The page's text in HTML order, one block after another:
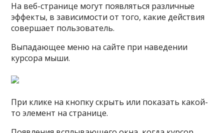
На веб-странице могут появляться различные
эффекты, в зависимости от того, какие действия
совершает пользователь.
Выпадающее меню на сайте при наведении
курсора мыши.
При клике на кнопку скрыть или показать какой-
то элемент на странице.